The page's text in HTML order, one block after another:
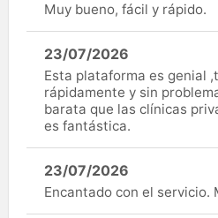
Muy bueno, fácil y rápido.
23/07/2026
Esta plataforma es genial
rápidamente y sin
barata que las clínicas
es fantástica.
23/07/2026
Encantado con el servicio.